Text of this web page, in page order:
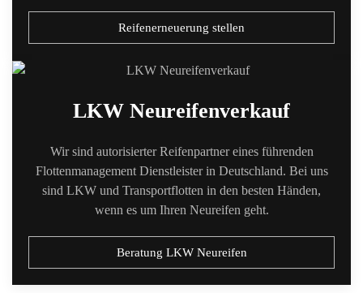
Reifenerneuerung stellen
LKW Neureifenverkauf
Wir sind autorisierter Reifenpartner eines führenden
Flottenmanagement Dienstleister in Deutschland. Bei uns
sind LKW und Transportflotten in den besten Händen,
wenn es um Ihren Neureifen geht.
Beratung LKW Neureifen